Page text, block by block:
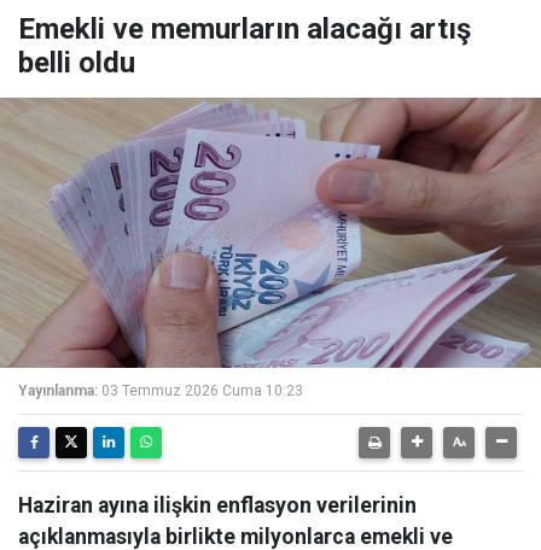
Emekli ve memurların alacağı artış
belli oldu
Yayınlanma: 03 Temmuz 2026 Cuma 10:23
Haziran ayına ilişkin enflasyon verilerinin
açıklanmasıyla birlikte milyonlarca emekli ve